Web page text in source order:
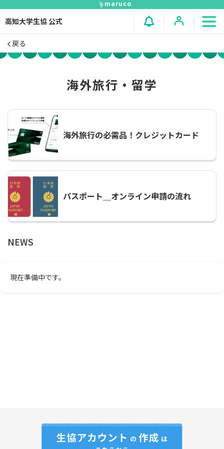
maruco
高知大学生協 公式
戻る
海外旅行・留学
海外旅行の必需品！クレジットカード
パスポート＿オンライン申請の流れ
NEWS
現在準備中です。